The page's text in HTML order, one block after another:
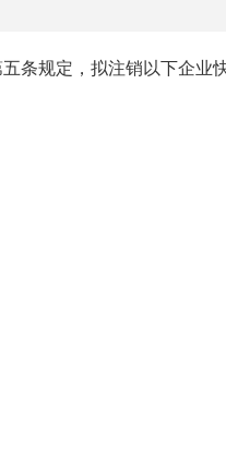
条规定，拟注销以下企业